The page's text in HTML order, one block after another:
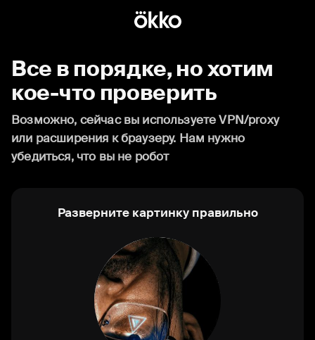
Все в порядке, но хотим
кое-что проверить
Возможно, сейчас вы используете VPN/proxy
или расширения к браузеру. Нам нужно
убедиться, что вы не робот
Разверните картинку правильно